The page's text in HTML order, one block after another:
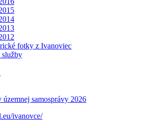
fotky z Ivanoviec
služby
samosprávy 2026
ivanovce/